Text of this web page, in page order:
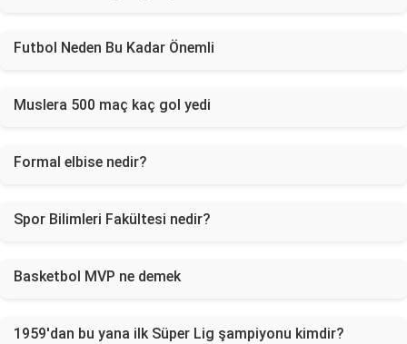
Futbol Neden Bu Kadar Önemli
Muslera 500 maç kaç gol yedi
Formal elbise nedir?
Spor Bilimleri Fakültesi nedir?
Basketbol MVP ne demek
1959'dan bu yana ilk Süper Lig şampiyonu kimdir?